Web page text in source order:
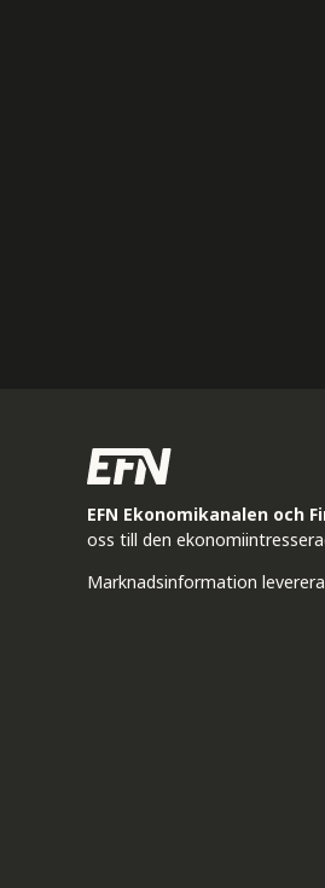
EFN Ekonomikanalen och
oss till den
Marknadsinformation